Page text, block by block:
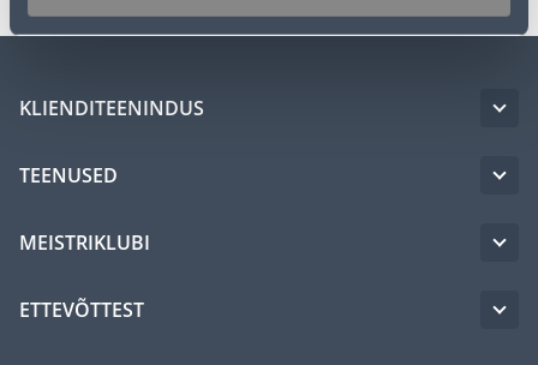
KLIENDITEENINDUS
TEENUSED
MEISTRIKLUBI
ETTEVÕTTEST